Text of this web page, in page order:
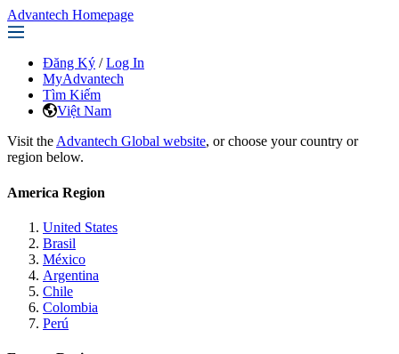
Advantech Homepage
Đăng Ký / Log In
MyAdvantech
Tìm Kiếm
Việt Nam
Visit the Advantech Global website, or choose your country or
region below.
America Region
United States
Brasil
México
Argentina
Chile
Colombia
Perú